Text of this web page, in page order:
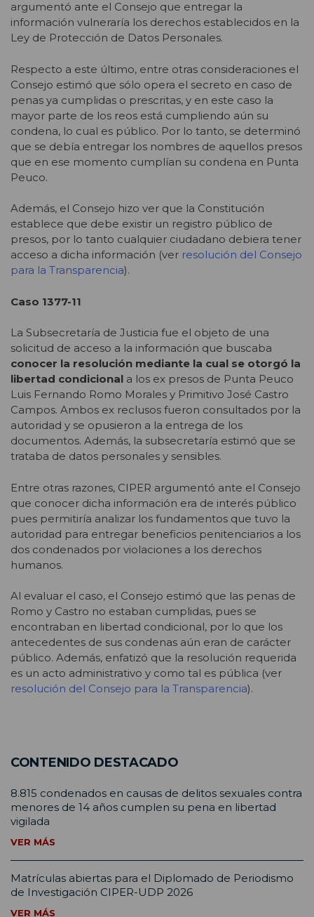
argumentó ante el Consejo que entregar la
información vulneraría los derechos establecidos en la
Ley de Protección de Datos Personales.
Respecto a este último, entre otras consideraciones el
Consejo estimó que sólo opera el secreto en caso de
penas ya cumplidas o prescritas, y en este caso la
mayor parte de los reos está cumpliendo aún su
condena, lo cual es público. Por lo tanto, se determinó
que se debía entregar los nombres de aquellos presos
que en ese momento cumplían su condena en Punta
Peuco.
Además, el Consejo hizo ver que la Constitución
establece que debe existir un registro público de
presos, por lo tanto cualquier ciudadano debiera tener
acceso a dicha información (ver resolución del Consejo
para la Transparencia).
Caso 1377-11
La Subsecretaría de Justicia fue el objeto de una
solicitud de acceso a la información que buscaba
conocer la resolución mediante la cual se otorgó la
libertad condicional a los ex presos de Punta Peuco
Luis Fernando Romo Morales y Primitivo José Castro
Campos. Ambos ex reclusos fueron consultados por la
autoridad y se opusieron a la entrega de los
documentos. Además, la subsecretaría estimó que se
trataba de datos personales y sensibles.
Entre otras razones, CIPER argumentó ante el Consejo
que conocer dicha información era de interés público
pues permitiría analizar los fundamentos que tuvo la
autoridad para entregar beneficios penitenciarios a los
dos condenados por violaciones a los derechos
humanos.
Al evaluar el caso, el Consejo estimó que las penas de
Romo y Castro no estaban cumplidas, pues se
encontraban en libertad condicional, por lo que los
antecedentes de sus condenas aún eran de carácter
público. Además, enfatizó que la resolución requerida
es un acto administrativo y como tal es pública (ver
resolución del Consejo para la Transparencia).
CONTENIDO DESTACADO
8.815 condenados en causas de delitos sexuales contra
menores de 14 años cumplen su pena en libertad
vigilada
VER MÁS
Matrículas abiertas para el Diplomado de Periodismo
de Investigación CIPER-UDP 2026
VER MÁS